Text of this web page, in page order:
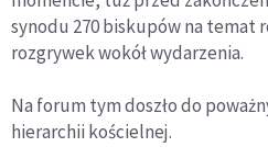
synodu 270 biskupów na temat
rozgrywek wokół wydarzenia.
Na forum tym doszło do
hierarchii kościelnej.